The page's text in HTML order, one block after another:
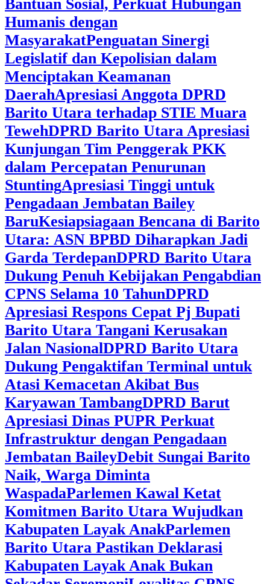
Bantuan Sosial, Perkuat Hubungan
Humanis dengan
MasyarakatPenguatan Sinergi
Legislatif dan Kepolisian dalam
Menciptakan Keamanan
DaerahApresiasi Anggota DPRD
Barito Utara terhadap STIE Muara
TewehDPRD Barito Utara Apresiasi
Kunjungan Tim Penggerak PKK
dalam Percepatan Penurunan
StuntingApresiasi Tinggi untuk
Pengadaan Jembatan Bailey
BaruKesiapsiagaan Bencana di Barito
Utara: ASN BPBD Diharapkan Jadi
Garda TerdepanDPRD Barito Utara
Dukung Penuh Kebijakan Pengabdian
CPNS Selama 10 TahunDPRD
Apresiasi Respons Cepat Pj Bupati
Barito Utara Tangani Kerusakan
Jalan NasionalDPRD Barito Utara
Dukung Pengaktifan Terminal untuk
Atasi Kemacetan Akibat Bus
Karyawan TambangDPRD Barut
Apresiasi Dinas PUPR Perkuat
Infrastruktur dengan Pengadaan
Jembatan BaileyDebit Sungai Barito
Naik, Warga Diminta
WaspadaParlemen Kawal Ketat
Komitmen Barito Utara Wujudkan
Kabupaten Layak AnakParlemen
Barito Utara Pastikan Deklarasi
Kabupaten Layak Anak Bukan